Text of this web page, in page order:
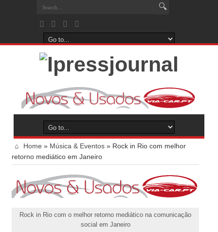
Home » Música & Eventos » Rock in Rio com melhor
retorno mediático em Janeiro
Rock in Rio com o melhor retorno mediático na comunicação
social em Janeiro